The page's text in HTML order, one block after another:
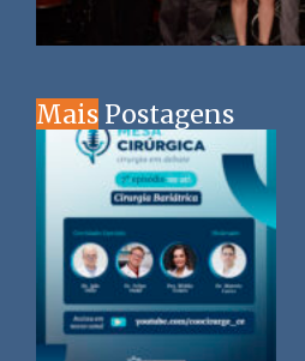
Mais Postagens